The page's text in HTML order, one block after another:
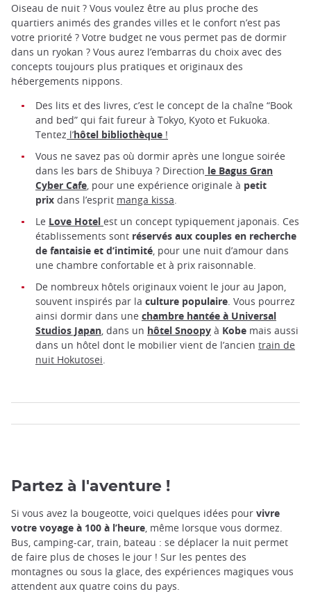
Oiseau de nuit ? Vous voulez être au plus proche des
quartiers animés des grandes villes et le confort n’est pas
votre priorité ? Votre budget ne vous permet pas de dormir
dans un ryokan ? Vous aurez l’embarras du choix avec des
concepts toujours plus pratiques et originaux des
hébergements nippons.
Des lits et des livres, c’est le concept de la chaîne “Book
and bed” qui fait fureur à Tokyo, Kyoto et Fukuoka.
Tentez l’hôtel bibliothèque !
Vous ne savez pas où dormir après une longue soirée
dans les bars de Shibuya ? Direction le Bagus Gran
Cyber Cafe, pour une expérience originale à petit
prix dans l’esprit manga kissa.
Le Love Hotel est un concept typiquement japonais. Ces
établissements sont réservés aux couples en recherche
de fantaisie et d’intimité, pour une nuit d’amour dans
une chambre confortable et à prix raisonnable.
De nombreux hôtels originaux voient le jour au Japon,
souvent inspirés par la culture populaire. Vous pourrez
ainsi dormir dans une chambre hantée à Universal
Studios Japan, dans un hôtel Snoopy à Kobe mais aussi
dans un hôtel dont le mobilier vient de l’ancien train de
nuit Hokutosei.
Partez à l'aventure !
Si vous avez la bougeotte, voici quelques idées pour vivre
votre voyage à 100 à l’heure, même lorsque vous dormez.
Bus, camping-car, train, bateau : se déplacer la nuit permet
de faire plus de choses le jour ! Sur les pentes des
montagnes ou sous la glace, des expériences magiques vous
attendent aux quatre coins du pays.